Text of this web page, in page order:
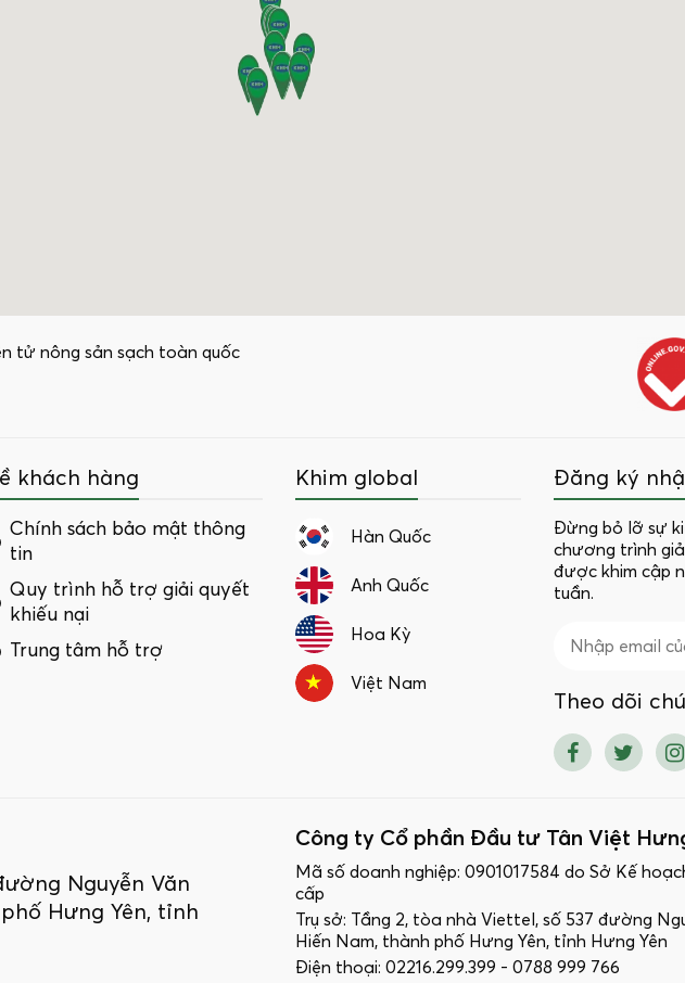
tử nông sản sạch toàn quốc
Đăng ký
Đừng bỏ lỡ sự
chương trình
được khim cập
tuần.
Theo dõi
Khim global
Hàn Quốc
Anh Quốc
Hoa Kỳ
Việt Nam
khách hàng
Chính sách bảo mật thông
tin
Quy trình hỗ trợ giải quyết
khiếu nại
Trung tâm hỗ trợ
Nguyễn Văn
Hưng Yên, tỉnh
Công ty Cổ phần Đầu tư Tân Việt
Mã số doanh nghiệp: 0901017584 do Sở Kế
cấp
Trụ sở: Tầng 2, tòa nhà Viettel, số 537 đường
Hiến Nam, thành phố Hưng Yên, tỉnh Hưng Yên
Điện thoại: 02216.299.399 - 0788 999 766